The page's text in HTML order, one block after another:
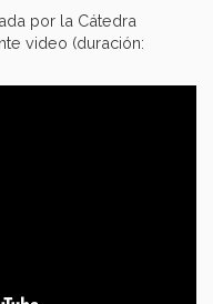
por la Cátedra
video (duración: